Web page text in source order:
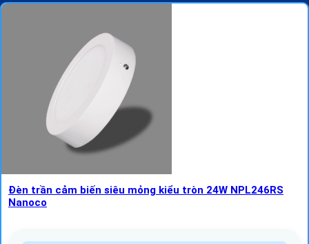
Đèn trần cảm biến siêu mỏng kiểu tròn 24W NPL246RS
Nanoco